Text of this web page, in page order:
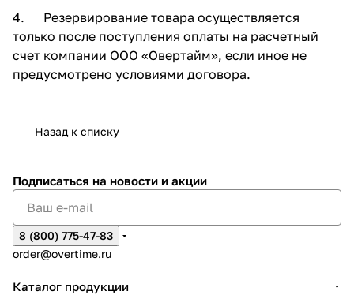
4. Резервирование товара осуществляется
только после поступления оплаты на расчетный
счет компании ООО «Овертайм», если иное не
предусмотрено условиями договора.
Назад к списку
Подписаться на новости и акции
8 (800) 775-47-83
order@overtime.ru
Каталог продукции